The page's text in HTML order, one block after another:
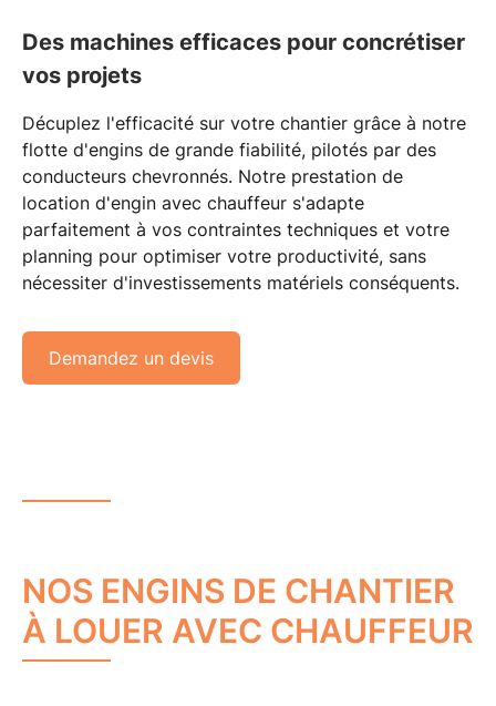
Des machines efficaces pour concrétiser
vos projets
Décuplez l'efficacité sur votre chantier grâce à notre
flotte d'engins de grande fiabilité, pilotés par des
conducteurs chevronnés. Notre prestation de
location d'engin avec chauffeur s'adapte
parfaitement à vos contraintes techniques et votre
planning pour optimiser votre productivité, sans
nécessiter d'investissements matériels conséquents.
Demandez un devis
NOS ENGINS DE CHANTIER
À LOUER AVEC CHAUFFEUR